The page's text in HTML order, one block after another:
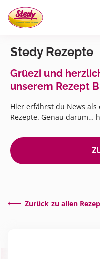
Stedy Rezepte
Grüezi und
unserem Rezept
Hier erfährst du News
Rezepte. Genau darum…
Zurück zu allen